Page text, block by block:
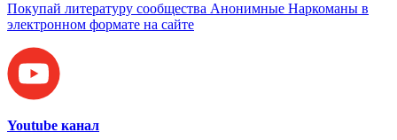
Покупай литературу сообщества Анонимные Наркоманы в
электронном формате на сайте
Youtube канал